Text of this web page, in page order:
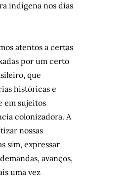
indígena nos dias
atentos a certas
por um certo
que
históricas e
em sujeitos
colonizadora. A
nossas
sim, expressar
avanços,
uma vez